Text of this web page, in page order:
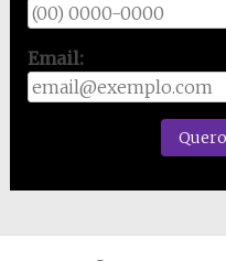
Email: